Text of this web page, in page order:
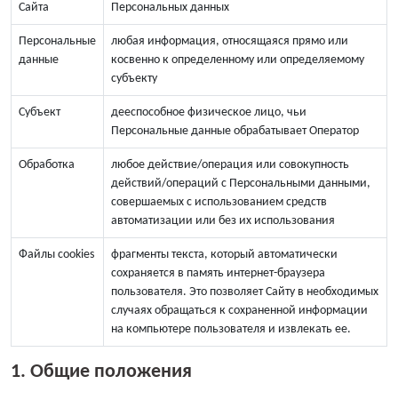
Сайта
Персональных данных
Персональные
данные
любая информация, относящаяся прямо или
косвенно к определенному или определяемому
субъекту
Субъект
дееспособное физическое лицо, чьи
Персональные данные обрабатывает Оператор
Обработка
любое действие/операция или совокупность
действий/операций с Персональными данными,
совершаемых с использованием средств
автоматизации или без их использования
Файлы cookies
фрагменты текста, который автоматически
сохраняется в память интернет-браузера
пользователя. Это позволяет Сайту в необходимых
случаях обращаться к сохраненной информации
на компьютере пользователя и извлекать ее.
1. Общие положения